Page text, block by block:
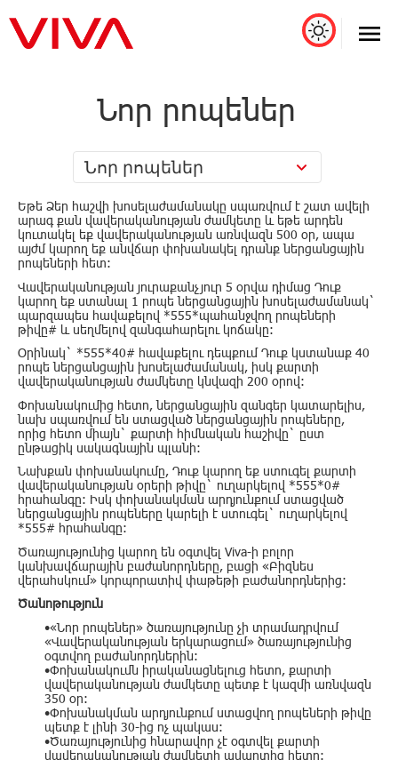
Նոր րոպեներ
Նոր րոպեներ
Եթե Ձեր հաշվի խոսելաժամանակը սպառվում է շատ ավելի
արագ քան վավերականության ժամկետը և եթե արդեն
կուտակել եք վավերականության առնվազն 500 օր, ապա
այժմ կարող եք անվճար փոխանակել դրանք ներցանցային
րոպեների հետ:
Վավերականության յուրաքանչյուր 5 օրվա դիմաց Դուք
կարող եք ստանալ 1 րոպե ներցանցային խոսելաժամանակ`
պարզապես հավաքելով *555*պահանջվող րոպեների
թիվը# և սեղմելով զանգահարելու կոճակը:
Օրինակ` *555*40# հավաքելու դեպքում Դուք կստանաք 40
րոպե ներցանցային խոսելաժամանակ, իսկ քարտի
վավերականության ժամկետը կնվազի 200 օրով:
Փոխանակումից հետո, ներցանցային զանգեր կատարելիս,
նախ սպառվում են ստացված ներցանցային րոպեները,
որից հետո միայն` քարտի հիմնական հաշիվը` ըստ
ընթացիկ սակագնային պլանի:
Նախքան փոխանակումը, Դուք կարող եք ստուգել քարտի
վավերականության օրերի թիվը` ուղարկելով *555*0#
հրահանգը: Իսկ փոխանակման արդյունքում ստացված
ներցանցային րոպեները կարելի է ստուգել` ուղարկելով
*555# հրահանգը:
Ծառայությունից կարող են օգտվել Viva-ի բոլոր
կանխավճարային բաժանորդները, բացի «Բիզնես
վերահսկում» կորպորատիվ փաթեթի բաժանորդներից:
Ծանոթություն
•«Նոր րոպեներ» ծառայությունը չի տրամադրվում
«Վավերականության երկարացում» ծառայությունից
օգտվող բաժանորդներին:
•Փոխանակումն իրականացնելուց հետո, քարտի
վավերականության ժամկետը պետք է կազմի առնվազն
350 օր:
•Փոխանակման արդյունքում ստացվող րոպեների թիվը
պետք է լինի 30-ից ոչ պակաս:
•Ծառայությունից հնարավոր չէ օգտվել քարտի
վավերականության ժամկետի ավարտից հետո: